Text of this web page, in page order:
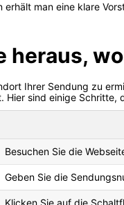
erhält man eine klare
heraus,
Ihrer Sendung zu
Hier sind einige Schritte,
Besuchen Sie die
Geben Sie die